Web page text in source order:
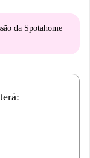
da Spotahome